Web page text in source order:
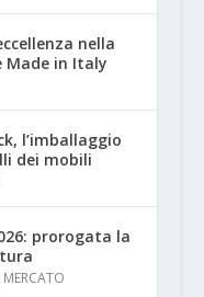
nella
in Italy
l’imballaggio
dei mobili
prorogata la
MERCATO